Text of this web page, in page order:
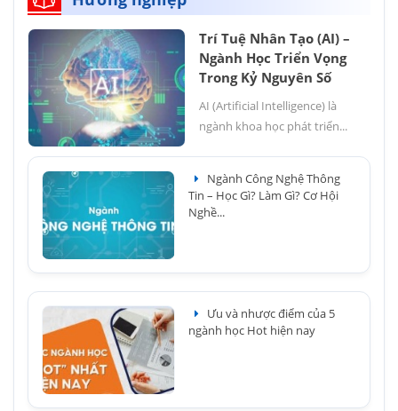
Trí Tuệ Nhân Tạo (AI) –
Ngành Học Triển Vọng
Trong Kỷ Nguyên Số
AI (Artificial Intelligence) là
ngành khoa học phát triển...
Ngành Công Nghệ Thông
Tin – Học Gì? Làm Gì? Cơ Hội
Nghề...
Ưu và nhược điểm của 5
ngành học Hot hiện nay